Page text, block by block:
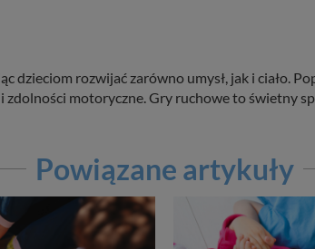
dzieciom rozwijać zarówno umysł, jak i ciało.
motoryczne. Gry ruchowe to świetny
Powiązane artykuły